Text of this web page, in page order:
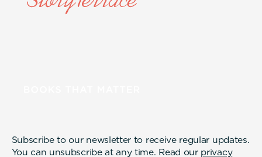
Subscribe to our newsletter to receive regular updates.
You can unsubscribe at any time. Read our privacy